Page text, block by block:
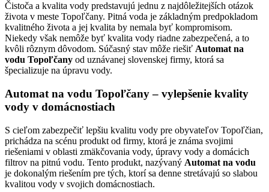
Čistoča a kvalita vody predstavujú jednu z najdôležitejších otázok
života v meste Topoľčany. Pitná voda je základným predpokladom
kvalitného života a jej kvalita by nemala byť kompromisom.
Niekedy však nemôže byť kvalita vody riadne zabezpečená, a to
kvôli rôznym dôvodom. Súčasný stav môže riešiť Automat na
vodu Topoľčany od uznávanej slovenskej firmy, ktorá sa
špecializuje na úpravu vody.
Automat na vodu Topoľčany – vylepšenie kvality
vody v domácnostiach
S cieľom zabezpečiť lepšiu kvalitu vody pre obyvateľov Topoľčian,
prichádza na scénu produkt od firmy, ktorá je známa svojimi
riešeniami v oblasti zmäkčovania vody, úpravy vody a domácich
filtrov na pitnú vodu. Tento produkt, nazývaný Automat na vodu
je dokonalým riešením pre tých, ktorí sa denne stretávajú so slabou
kvalitou vody v svojich domácnostiach.